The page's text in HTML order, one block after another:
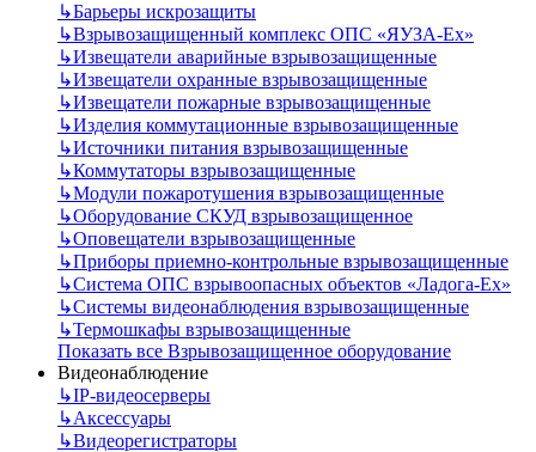
↳Барьеры искрозащиты
↳Взрывозащищенный комплекс ОПС «ЯУЗА-Ех»
↳Извещатели аварийные взрывозащищенные
↳Извещатели охранные взрывозащищенные
↳Извещатели пожарные взрывозащищенные
↳Изделия коммутационные взрывозащищенные
↳Источники питания взрывозащищенные
↳Коммутаторы взрывозащищенные
↳Модули пожаротушения взрывозащищенные
↳Оборудование СКУД взрывозащищенное
↳Оповещатели взрывозащищенные
↳Приборы приемно-контрольные взрывозащищенные
↳Система ОПС взрывоопасных объектов «Ладога-Ex»
↳Системы видеонаблюдения взрывозащищенные
↳Термошкафы взрывозащищенные
Показать все Взрывозащищенное оборудование
Видеонаблюдение
↳IP-видеосерверы
↳Аксессуары
↳Видеорегистраторы